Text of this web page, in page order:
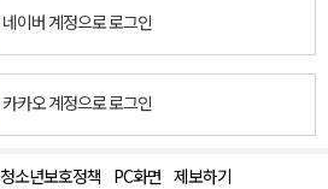
네이버 계정으로 로그인
카카오 계정으로 로그인
청소년보호정책 PC화면 제보하기